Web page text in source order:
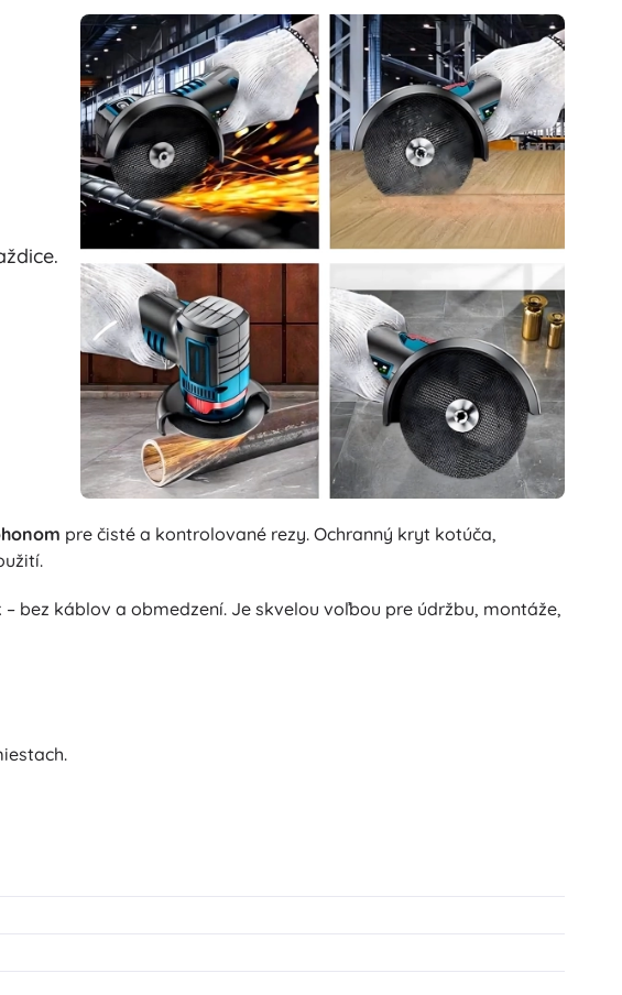
pre čisté a kontrolované rezy. Ochranný kryt kotúča,
bez káblov a obmedzení. Je skvelou voľbou pre údržbu, montáže,